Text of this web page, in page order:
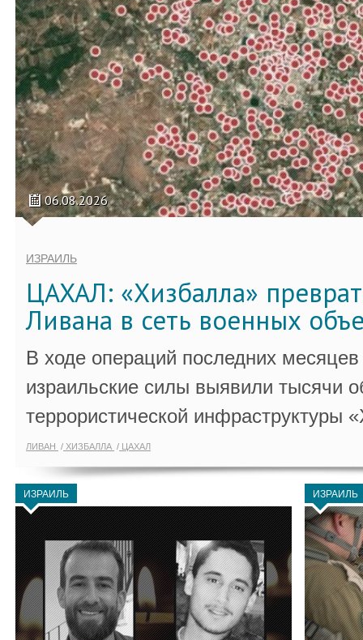
06.08.2026
ИЗРАИЛЬ
ЦАХАЛ: «Хизбалла»
Ливана в сеть военных
В ходе операций последних
израильские силы выявили тысячи
террористической инфраструктуры
ЛИВАН ХИЗБАЛЛА ЦАХАЛ
ИЗРАИЛЬ ИЗРАИЛЬ